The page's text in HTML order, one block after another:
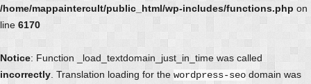
/home/mappaintercult/public_html/wp-includes/functions.php on
line 6170
Notice: Function _load_textdomain_just_in_time was called
incorrectly . Translation loading for the wordpress-seo domain was